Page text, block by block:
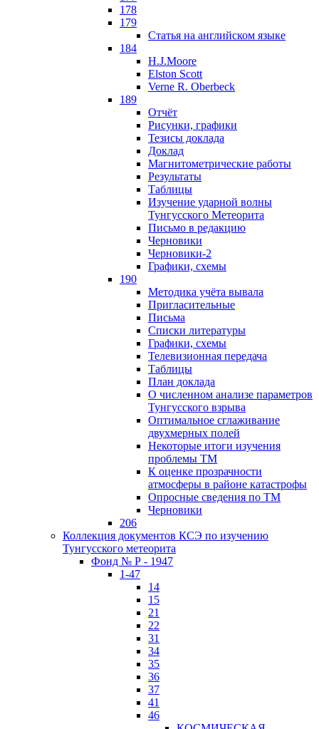
178
179
Статья на английском языке
184
H.J.Moore
Elston Scott
Verne R. Oberbeck
189
Отчёт
Рисунки, графики
Тезисы доклада
Доклад
Магнитометрические работы
Результаты
Таблицы
Изучение ударной волны
Тунгусского Метеорита
Письмо в редакцию
Черновики
Черновики-2
Графики, схемы
190
Методика учёта вывала
Пригласительные
Письма
Списки литературы
Графики, схемы
Телевизионная передача
Таблицы
План доклада
О численном анализе параметров
Тунгусского взрыва
Оптимальное сглаживание
двухмерных полей
Некоторые итоги изучения
проблемы ТМ
К оценке прозрачности
атмосферы в районе катастрофы
Опросные сведения по ТМ
Черновики
206
Коллекция документов КСЭ по изучению
Тунгусского метеорита
Фонд № Р - 1947
1-47
14
15
21
22
31
34
35
36
37
41
46